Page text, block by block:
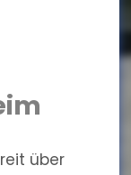
über